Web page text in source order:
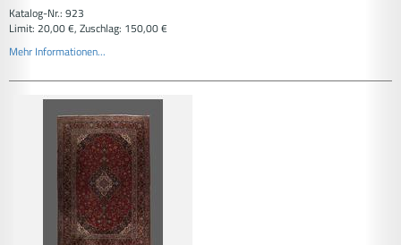
Katalog-Nr.: 923
Limit: 20,00 €, Zuschlag: 150,00 €
Mehr Informationen...